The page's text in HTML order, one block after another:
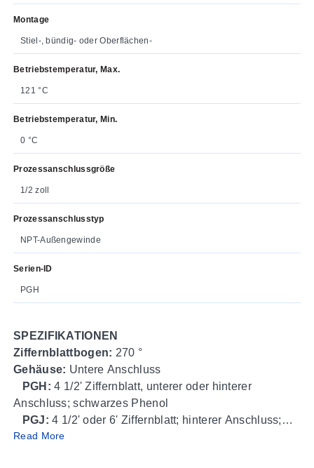
Montage
Stiel-, bündig- oder Oberflächen-
Betriebstemperatur, Max.
121 °C
Betriebstemperatur, Min.
0 °C
Prozessanschlussgröße
1/2 zoll
Prozessanschlusstyp
NPT-Außengewinde
Serien-ID
PGH
SPEZIFIKATIONEN
Ziffernblattbogen: 270 °
Gehäuse: Untere Anschluss
PGH:4 1/2' Ziffernblatt, unterer oder hinterer
Anschluss; schwarzes Phenol
PGJ:4 1/2' oder 6' Ziffernblatt; hinterer Anschluss;
Aluminiumgehäuse
Read More